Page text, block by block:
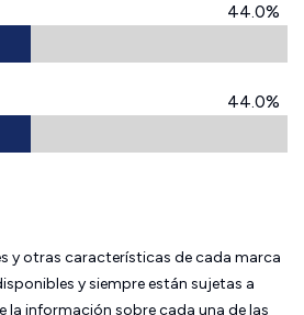
44.0%
44.0%
y otras características de cada marca
y siempre están sujetas a
la información sobre cada una de las